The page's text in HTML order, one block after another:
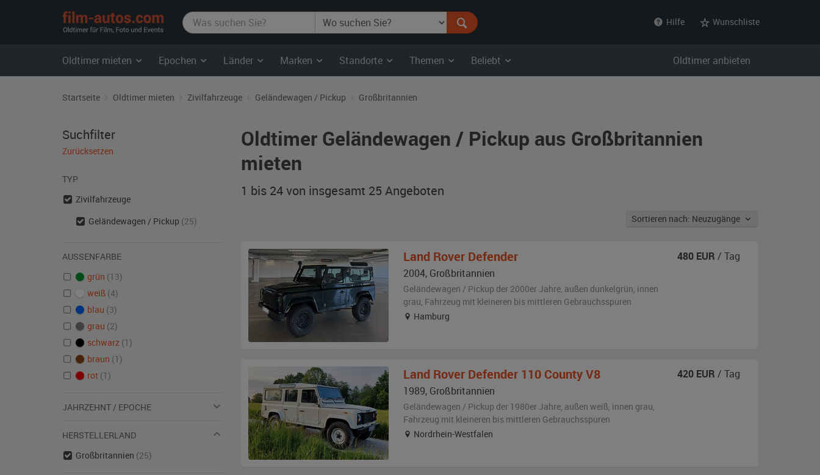
film-
autos.com
Hilfe Wunschliste
Oldtimer mieten Epochen Länder Marken Standorte Themen Beliebt Oldtimer anbieten
Startseite Oldtimer mieten Zivilfahrzeuge Geländewagen / Pickup Großbritannien
Oldtimer Geländewagen / Pickup aus Großbritannien
mieten
1 bis 24 von insgesamt 25 Angeboten
Sortieren nach: Neuzugänge
Land Rover Defender
2004, Großbritannien
Geländewagen / Pickup der 2000er Jahre, außen dunkelgrün, innen
grau, Fahrzeug mit kleineren bis mittleren Gebrauchsspuren
Hamburg
480 EUR / Tag
Land Rover Defender 110 County V8
1989, Großbritannien
Geländewagen / Pickup der 1980er Jahre, außen weiß, innen grau,
Fahrzeug mit kleineren bis mittleren Gebrauchsspuren
Nordrhein-Westfalen
420 EUR / Tag
Suchfilter
Zurücksetzen
TYP
Zivilfahrzeuge
Geländewagen / Pickup (25)
AUSSENFARBE
grün (13)
weiß (4)
blau (3)
grau (2)
schwarz (1)
braun (1)
rot (1)
JAHRZEHNT / EPOCHE
HERSTELLERLAND
Großbritannien (25)